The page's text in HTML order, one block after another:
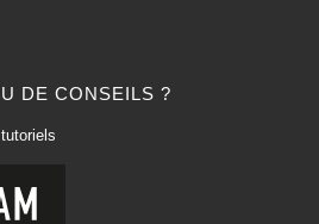
DE CONSEILS ?